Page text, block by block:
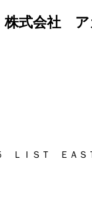
株式会社
ＬＩＳＴ ＥＡＳ